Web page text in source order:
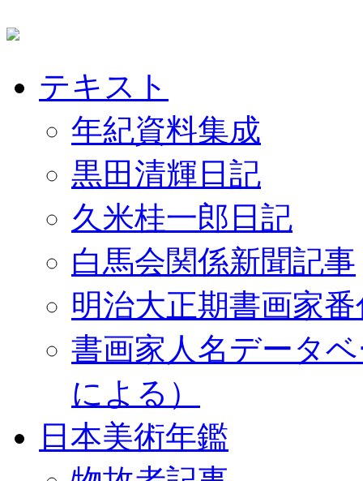
テキスト
年紀資料集成
黒田清輝日記
久米桂一郎日記
白馬会関係新聞記事
明治大正期書画家
書画家人名データ
による）
日本美術年鑑